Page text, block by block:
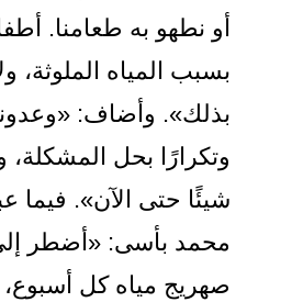
أو نطهو به طعامنا.
بسبب المياه الملوثة،
بذلك». وأضاف:
وتكرارًا بحل المشكلة،
شيئًا حتى الآن». فيما
محمد بأسى: «أضطر
صهريج مياه كل أسبوع،